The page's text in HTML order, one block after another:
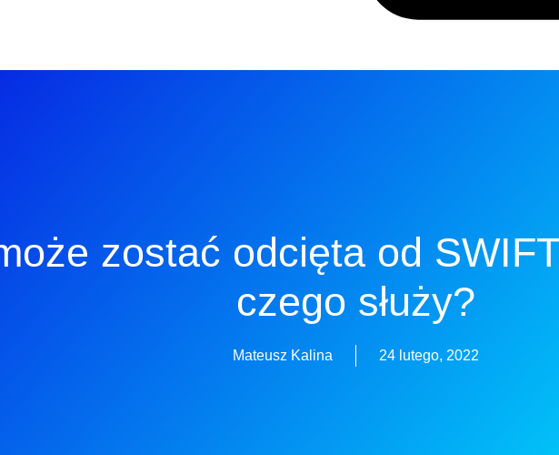
zostać odcięta od
czego służy?
Mateusz Kalina 24 lutego, 2022